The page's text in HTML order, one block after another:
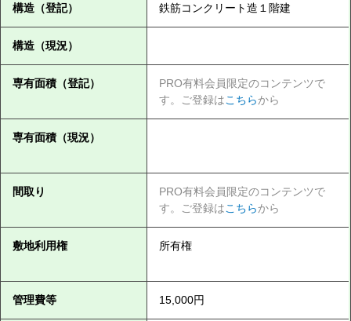
構造（登記） 鉄筋コンクリート造１階建
構造（現況）
専有面積（登記）
PRO有料会員限定のコンテンツで
す。ご登録はこちらから
専有面積（現況）
間取り
PRO有料会員限定のコンテンツで
す。ご登録はこちらから
敷地利用権 所有権
管理費等 15,000円